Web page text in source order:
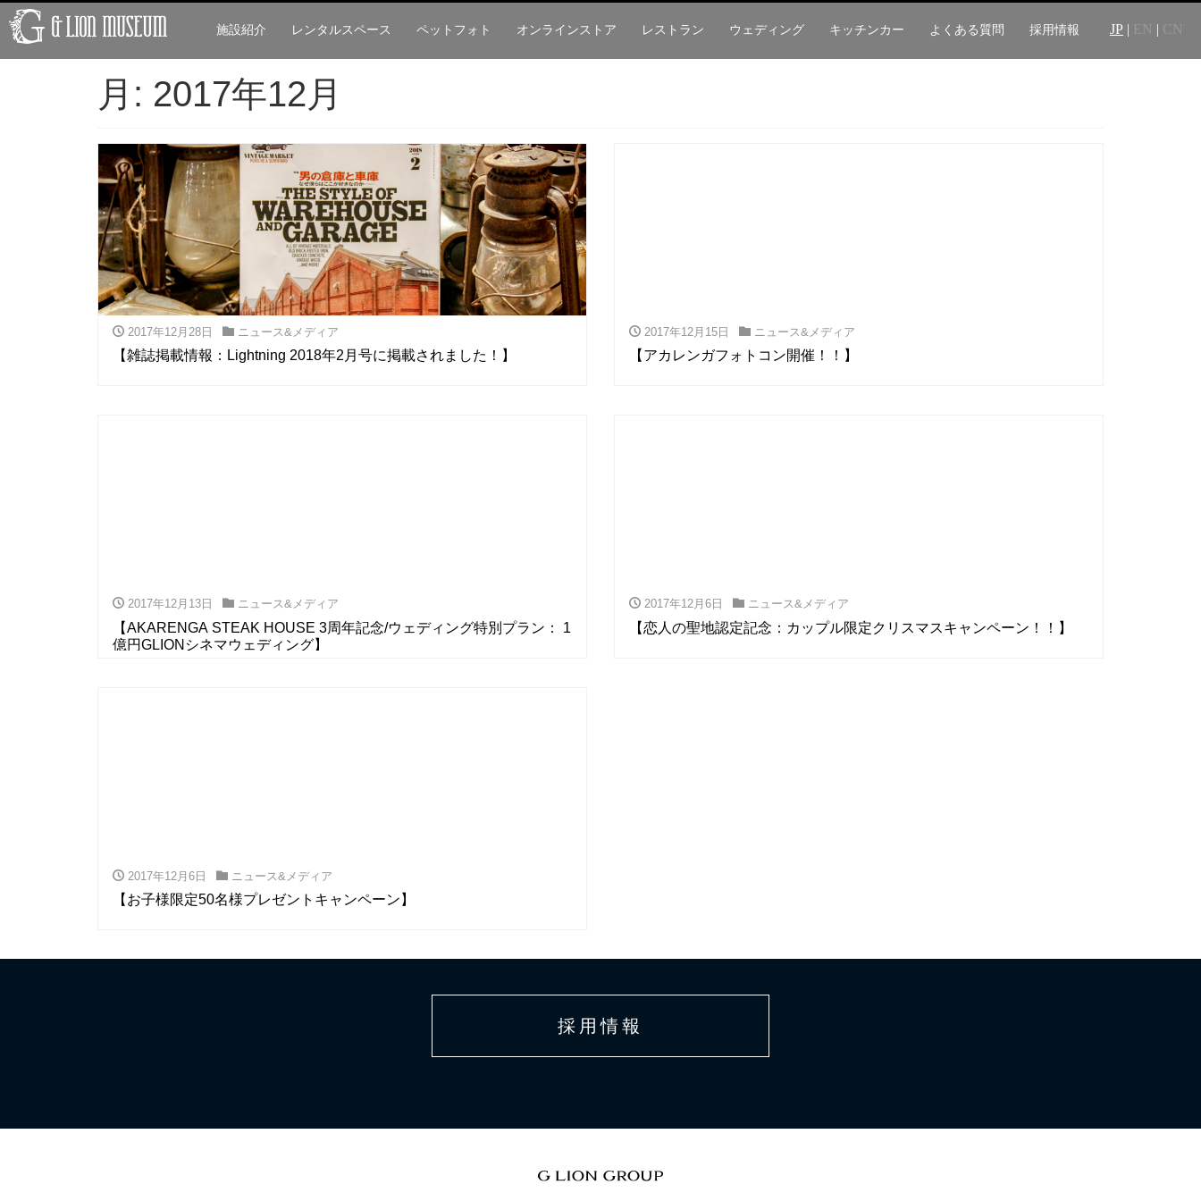
施設紹介 レンタルスペース ペットフォト オンラインストア レストラン ウェディング キッチンカー よくある質問 採用情報 JP | EN | CN
月: 2017年12月
2017年12月28日 ニュース&メディア
【雑誌掲載情報：Lightning 2018年2月号に掲載されました！】
2017年12月15日 ニュース&メディア
【アカレンガフォトコン開催！！】
2017年12月13日 ニュース&メディア
【AKARENGA STEAK HOUSE 3周年記念/ウェディング特別プラン： 1
億円GLIONシネマウェディング】
2017年12月6日 ニュース&メディア
【恋人の聖地認定記念：カップル限定クリスマスキャンペーン！！】
2017年12月6日 ニュース&メディア
【お子様限定50名様プレゼントキャンペーン】
採用情報